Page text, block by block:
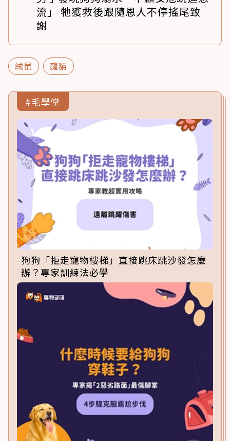
流」 牠獲救後跟隨恩人不停搖尾致
謝
絨鼠 龍貓
#毛學堂
狗狗「拒走寵物樓梯」直接跳床跳沙發怎麼
辦？專家訓練法必學